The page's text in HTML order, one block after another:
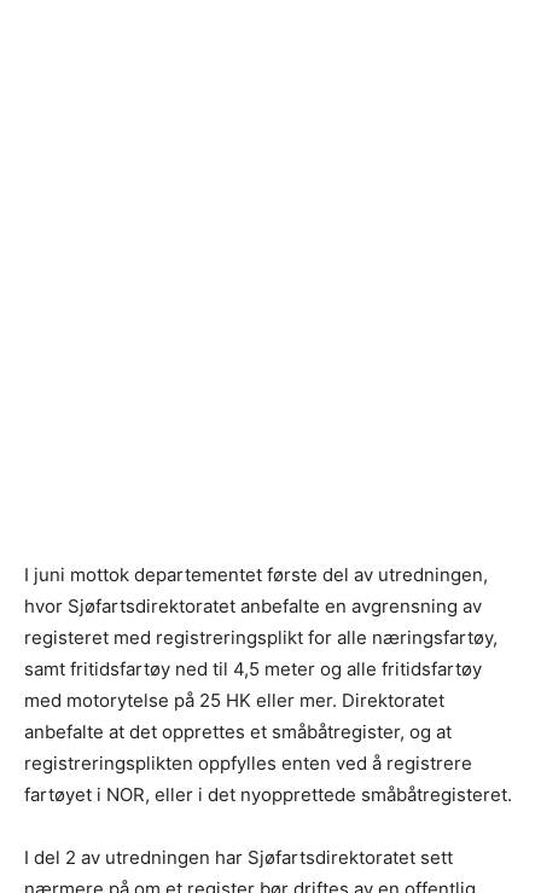
I juni mottok departementet første del av utredningen,
hvor Sjøfartsdirektoratet anbefalte en avgrensning av
registeret med registreringsplikt for alle næringsfartøy,
samt fritidsfartøy ned til 4,5 meter og alle fritidsfartøy
med motorytelse på 25 HK eller mer. Direktoratet
anbefalte at det opprettes et småbåtregister, og at
registreringsplikten oppfylles enten ved å registrere
fartøyet i NOR, eller i det nyopprettede småbåtregisteret.
I del 2 av utredningen har Sjøfartsdirektoratet sett
nærmere på om et register bør driftes av en offentlig